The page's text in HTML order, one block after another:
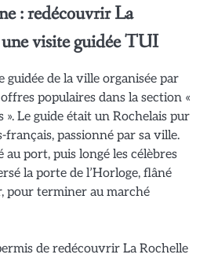
: redécouvrir La
visite guidée TUI
guidée de la ville organisée par
populaires dans la section «
Le guide était un Rochelais pur
français, passionné par sa ville.
port, puis longé les célèbres
la porte de l’Horloge, flâné
pour terminer au marché
de redécouvrir La Rochelle